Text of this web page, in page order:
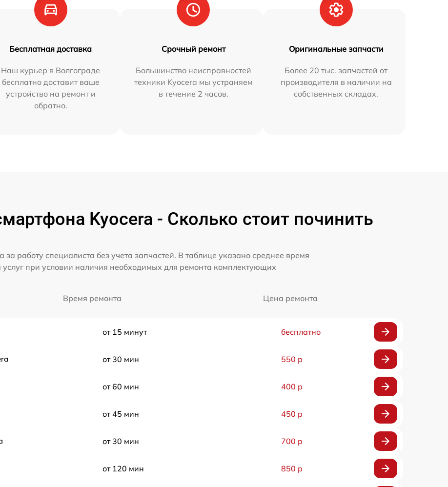
Бесплатная доставка
Наш курьер в Волгограде
бесплатно доставит ваше
устройство на ремонт и
обратно.
Срочный ремонт
Большинство неисправностей
техники Kyocera мы устраняем
в течение 2 часов.
Оригинальные запчасти
Более 20 тыс. запчастей от
производителя в наличии на
собственных складах.
Kyocera - Сколько стоит починить
за работу специалиста без учета запчастей. В таблице указано среднее время
услуг при условии наличия необходимых для ремонта комплектующих
Время ремонта Цена ремонта
от 15 минут бесплатно
от 30 мин 550 р
от 60 мин 400 р
от 45 мин 450 р
от 30 мин 700 р
от 120 мин 850 р